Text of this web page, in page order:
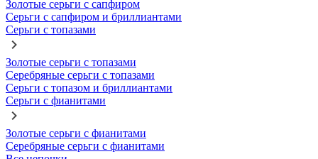
Золотые серьги с сапфиром
Серьги с сапфиром и бриллиантами
Серьги с топазами
Золотые серьги с топазами
Серебряные серьги с топазами
Серьги с топазом и бриллиантами
Серьги с фианитами
Золотые серьги с фианитами
Серебряные серьги с фианитами